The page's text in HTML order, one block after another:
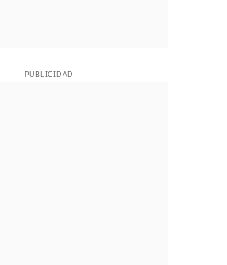
PUBLICIDAD